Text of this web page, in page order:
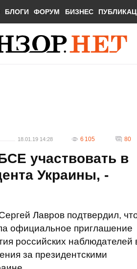
БЛОГИ ФОРУМ БИЗНЕС
18.01.19 14:28 6 105 80
участвовать в
Украины, -
Лавров подтвердил,
официальное приглашение
российских наблюдателей
за президентскими